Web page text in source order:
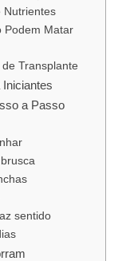
Nutrientes
Podem Matar
Transplante
a Passo
sentido